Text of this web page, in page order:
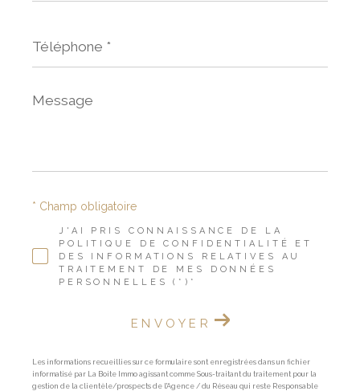
*
Message
J'AI PRIS CONNAISSANCE DE LA
POLITIQUE DE CONFIDENTIALITÉ ET
DES INFORMATIONS RELATIVES AU
TRAITEMENT DE MES DONNÉES
PERSONNELLES (*)*
* Champ obligatoire
ENVOYER
Les informations recueillies sur ce formulaire sont enregistrées dans un fichier
informatisé par La Boite Immo agissant comme Sous-traitant du traitement pour la
gestion de la clientèle/prospects de l'Agence / du Réseau qui reste Responsable